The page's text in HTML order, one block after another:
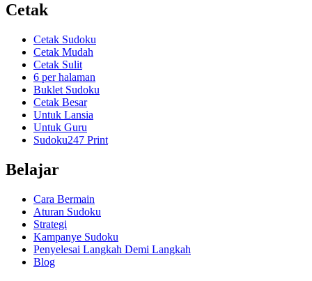
Cetak
Cetak Sudoku
Cetak Mudah
Cetak Sulit
6 per halaman
Buklet Sudoku
Cetak Besar
Untuk Lansia
Untuk Guru
Sudoku247 Print
Belajar
Cara Bermain
Aturan Sudoku
Strategi
Kampanye Sudoku
Penyelesai Langkah Demi Langkah
Blog